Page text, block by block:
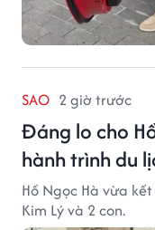
SAO 2 giờ trước
Đáng lo cho
hành trình du
Hồ Ngọc Hà vừa
Kim Lý và 2 con.